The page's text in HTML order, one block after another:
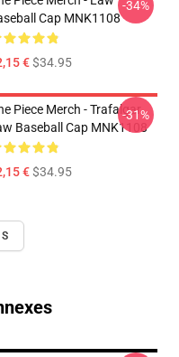
Cap MNK1108
€$34.95
-34%
Piece Merch - Trafalgar
Baseball Cap MNK1108
€$34.95
-31%